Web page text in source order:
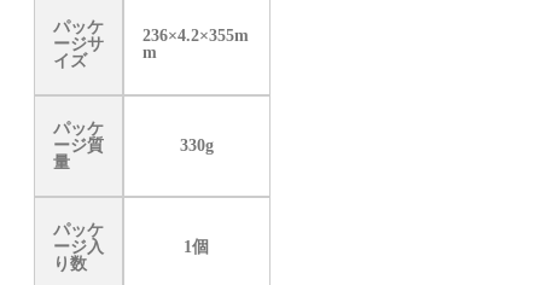
パッケ
ージサ
イズ
236×4.2×355m
m
パッケ
ージ質
量
330g
パッケ
ージ入
り数
1個